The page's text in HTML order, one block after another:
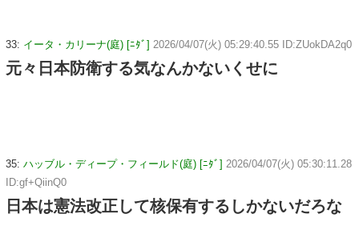
33: イータ・カリーナ(庭) [ﾆﾀﾞ] 2026/04/07(火) 05:29:40.55 ID:ZUokDA2q0
元々日本防衛する気なんかないくせに
35: ハッブル・ディープ・フィールド(庭) [ﾆﾀﾞ] 2026/04/07(火) 05:30:11.28
ID:gf+QiinQ0
日本は憲法改正して核保有するしかないだろな